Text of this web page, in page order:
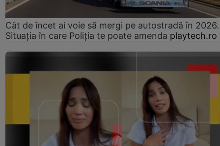
Cât de încet ai voie să mergi pe autostradă în 2026.
Situația în care Poliția te poate amenda playtech.ro